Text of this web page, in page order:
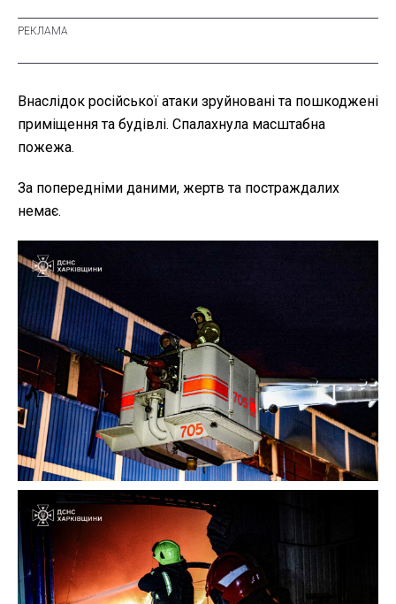
Внаслідок російської атаки зруйновані та пошкоджені
приміщення та будівлі. Спалахнула масштабна
пожежа.
За попередніми даними, жертв та постраждалих
немає.